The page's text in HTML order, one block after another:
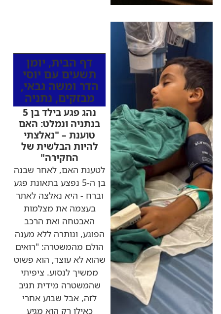
דף הבית, יומן
תשעים עם יוסי
הדר ומשה גבאי,
מבזקים, נתניה
נהג פגע בילד בן 5
בנתניה ונמלט: האם
טוענת – "נאלצתי
להיות הבלשית של
החקירה"
לטענת האם, לאחר שבנה
בן ה-5 נפצע בתאונת פגע
וברח - היא נאלצה לאתר
בעצמה את מצלמות
האבטחה ואת הרכב
הפוגע, ונותרה ללא מענה
הולם מהמשטרה: "רואים
שהוא לא עוצר, הוא פשוט
ממשיך לנסוע. ציפיתי
שהמשטרה מידית תגיב
לזה, אבל שבוע אחרי
כאילו רק הוא מגיע